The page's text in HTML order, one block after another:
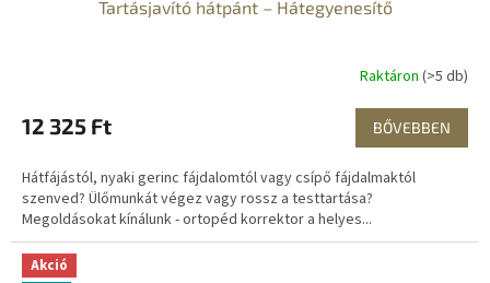
Tartásjavító hátpánt – Hátegyenesítő
Raktáron (>5 db)
12 325 Ft BŐVEBBEN
Hátfájástól, nyaki gerinc fájdalomtól vagy csípő fájdalmaktól
szenved? Ülőmunkát végez vagy rossz a testtartása?
Megoldásokat kínálunk - ortopéd korrektor a helyes...
Akció